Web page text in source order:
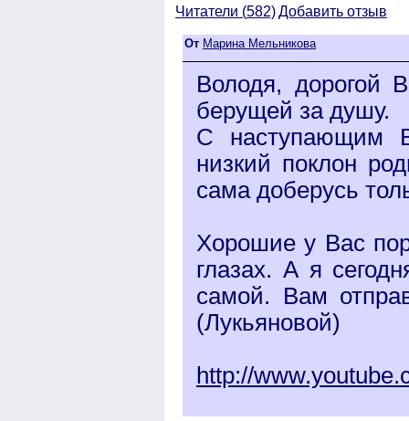
Читатели (582)Добавить отзыв
От Марина Мельникова
Володя, дорогой
берущей за душу.
С наступающим
низкий поклон
сама доберусь
Хорошие у Вас
глазах. А я
самой. Вам
(Лукьяновой)
http://